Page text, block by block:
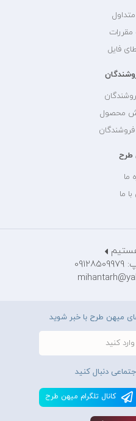
مقررات
فایل
محصول
طرح
ما
ما
میهن طرح با خبر شوید
دنبال کنید
کانال تلگرام ميهن طرح